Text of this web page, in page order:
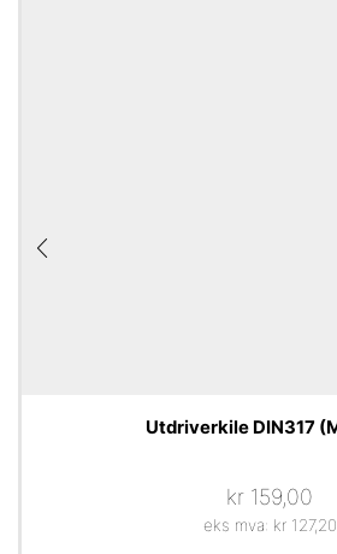
Utdriverkile DIN317
kr 159,00
eks mva: kr127,20